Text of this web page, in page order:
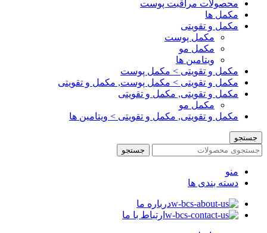
محصولات مراقبت پوست
مکمل ها
مکمل و تقویتی
مکمل پوست
مکمل مو
ویتامین ها
مکمل و تقویتی > مکمل پوست
مکمل و تقویتی > مکمل پوست, مکمل و تقویتی
مکمل و تقویتی, مکمل و تقویتی
مکمل مو
مکمل و تقویتی, مکمل و تقویتی > ویتامین ها
جستجو
جستجو
منو
دسته بندی ها
درباره ما
ارتباط با ما